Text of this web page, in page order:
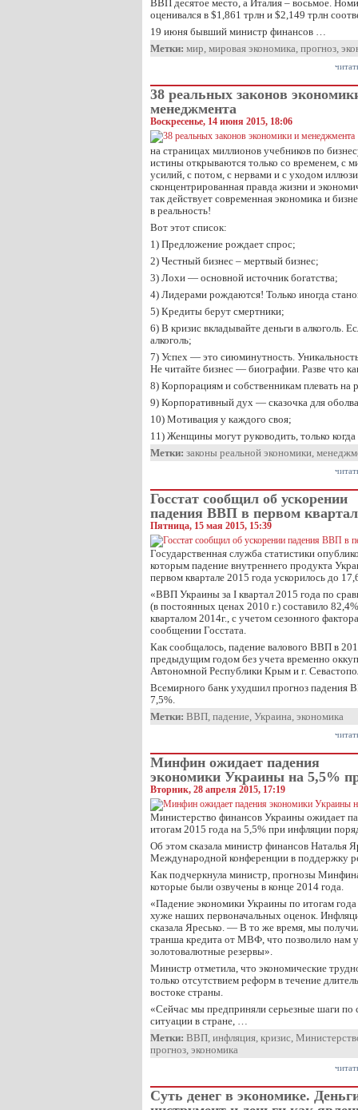
ВВП десятое место, а Италия – восьмое.
оценивался в $1,861 трлн и $2,149 трлн
19 июня бывший министр финансов …
Метки: мир, мировая экономика, прогноз,
38 реальных законов
менеджмента
Воскресенье, 14 июня 2015, 18:06
на страницах миллионов учебников по
истины открываются только со временем, с
усилий, с потом, с нервами и с уходом
сконцентрированная правда жизни и
так действует современная экономика и
в реальность!
Вот этот список:
1) Предложение рождает спрос;
2) Честный бизнес – мертвый бизнес;
3) Лохи — основной источник богатства;
4) Лидерами рождаются! Только иногда
5) Кредиты берут смертники;
6) В кризис вкладывайте деньги в алкоголь.
алкоголь;
7) Успех — это сиюминутность.
Не читайте бизнес — биографии. Разве что
8) Корпорациям и собственникам плевать на
9) Корпоративный дух — сказочка для
10) Мотивация у каждого своя;
11) Женщины могут руководить, только
Метки: законы реальной экономики,
Госстат сообщил об ускорении
падения ВВП в первом
Пятница, 15 мая 2015, 15:39
Государственная служба статистики
которым падение внутреннего продукта
первом квартале 2015 года ускорилось до
«ВВП Украины за I квартал 2015 года по
(в постоянных ценах 2010 г.) составило
кварталом 2014г., с учетом сезонного
сообщении Госстата.
Как сообщалось, падение валового ВВП в
предыдущим годом без учета временно
Автономной Республики Крым и г.
Всемирного банк ухудшил прогноз падения
7,5%.
Метки: ВВП, падение, Украина, экономика
Минфин ожидает падения
экономики Украины на 5,5%
Вторник, 28 апреля 2015, 17:19
Министерство финансов Украины ожидает
итогам 2015 года на 5,5% при инфляции
Об этом сказала министр финансов Наталья
Международной конференции в поддержку
Как подчеркнула министр, прогнозы
которые были озвучены в конце 2014 года.
«Падение экономики Украины по итогам
хуже наших первоначальных оценок.
сказала Яресько. — В то же время, мы
транша кредита от МВФ, что позволило нам
золотовалютные резервы».
Министр отметила, что экономические
только отсутствием реформ в течение
востоке страны.
«Сейчас мы предприняли серьезные шаги по
ситуации в стране, …
Метки: ВВП, инфляция, кризис,
прогноз, экономика
Суть денег в экономике.